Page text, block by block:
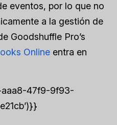
eventos, por lo que no
a la gestión de
Goodshuffle Pro’s
Online entra en
aaa8-47f9-9f93-